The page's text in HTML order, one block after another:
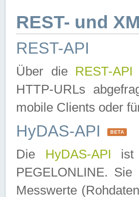
REST- und
REST-API
Über die REST-API
HTTP-URLs
mobile Clients oder
HyDAS-API BETA
Die HyDAS-API ist
PEGELONLINE.
Messwerte